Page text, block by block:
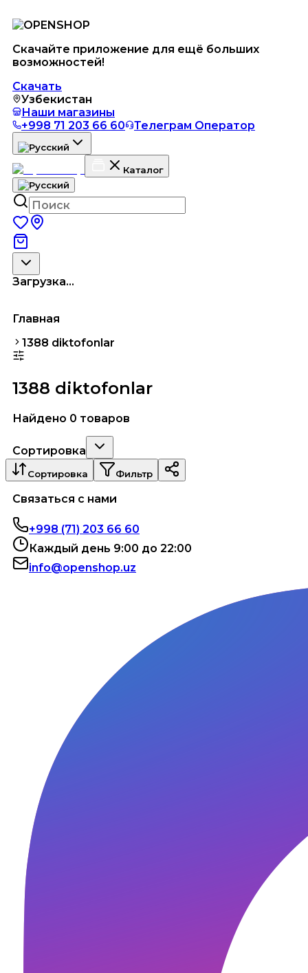
Скачайте приложение для ещё больших
возможностей!
Скачать
Узбекистан
Наши магазины
+998 71 203 66 60
Телеграм Оператор
Каталог
Загрузка...
Главная
1388 diktofonlar
1388 diktofonlar
Найдено 0 товаров
Сортировка
Сортировка Фильтр
Связаться с нами
+998 (71) 203 66 60
Каждый день 9:00 до 22:00
info@openshop.uz